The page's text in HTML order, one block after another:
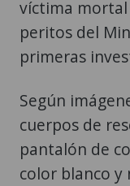
víctima
peritos del
primeras
Según
cuerpos de
pantalón de
color blanco y